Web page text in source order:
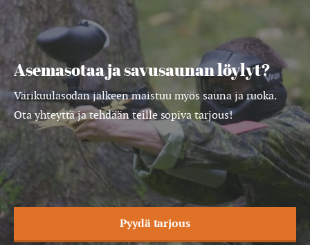
Asemasotaa ja savusaunan löylyt?
Värikuulasodan jälkeen maistuu myös sauna ja ruoka.
Ota yhteyttä ja tehdään teille sopiva tarjous!
Pyydä tarjous